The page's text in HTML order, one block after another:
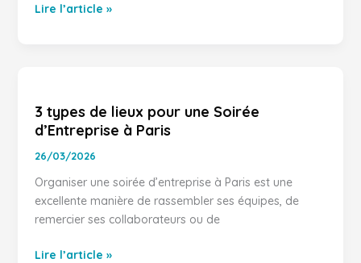
Lire l’article »
3 types de lieux pour une Soirée
d’Entreprise à Paris
26/03/2026
Organiser une soirée d’entreprise à Paris est une
excellente manière de rassembler ses équipes, de
remercier ses collaborateurs ou de
de
lieux
pour
Soirée
d’Entreprise
à
Lire l’article »